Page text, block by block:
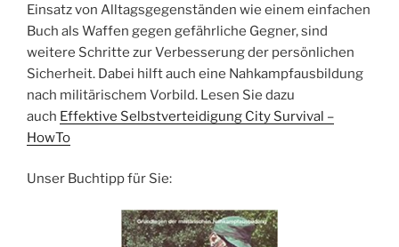
Einsatz von Alltagsgegenständen wie einem einfachen
Buch als Waffen gegen gefährliche Gegner, sind
weitere Schritte zur Verbesserung der persönlichen
Sicherheit. Dabei hilft auch eine Nahkampfausbildung
nach militärischem Vorbild. Lesen Sie dazu
auch Effektive Selbstverteidigung City Survival –
HowTo
Unser Buchtipp für Sie: